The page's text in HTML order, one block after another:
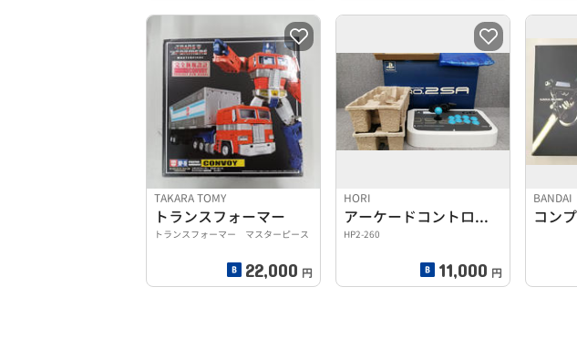
TAKARA TOMY
トランスフォーマー
トランスフォーマー マスターピース
22,000 円
HORI
アーケードコントローラー
HP2-260
11,000 円
BANDAI